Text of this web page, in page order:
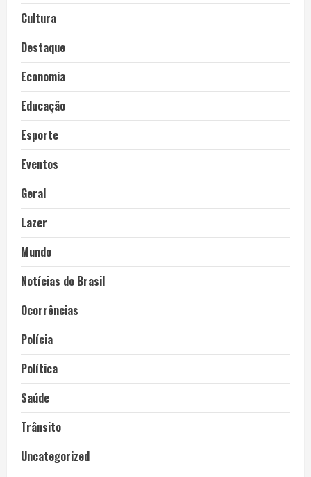
Cultura
Destaque
Economia
Educação
Esporte
Eventos
Geral
Lazer
Mundo
Notícias do Brasil
Ocorrências
Polícia
Política
Saúde
Trânsito
Uncategorized